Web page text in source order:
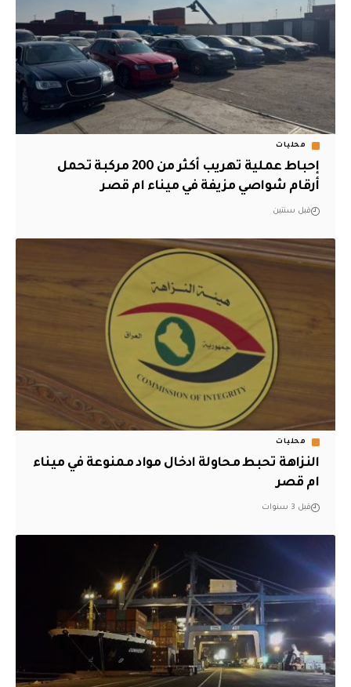
محليات
إحباط عملية تهريب أكثر من 200 مركبة تحمل
أرقام شواصي مزيفة في ميناء ام قصر
قبل سنتين
محليات
النزاهة تحبط محاولة ادخال مواد ممنوعة في ميناء
ام قصر
قبل 3 سنوات